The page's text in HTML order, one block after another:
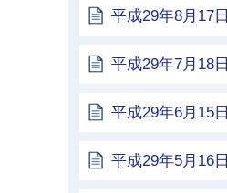
平成29年8月17
平成29年7月18
平成29年6月15
平成29年5月16